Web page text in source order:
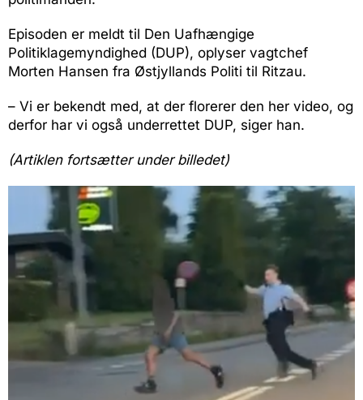
Episoden er meldt til Den Uafhængige
Politiklagemyndighed (DUP), oplyser vagtchef
Morten Hansen fra Østjyllands Politi til Ritzau.
– Vi er bekendt med, at der florerer den her video, og
derfor har vi også underrettet DUP, siger han.
(Artiklen fortsætter under billedet)